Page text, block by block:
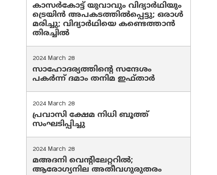
കാസർകോട്ട് യുവാവും വിദ്യാർഥിയും
ട്രെയിൻ അപകടത്തിൽപ്പെട്ടു; ഒരാൾ
മരിച്ചു; വിദ്യാർഥിയെ കണ്ടെത്താൻ
തിരച്ചിൽ
2024 March 28
സാഹോദര്യത്തിന്റെ സന്ദേശം
പകർന്ന് ദമാം തനിമ ഇഫ്‌താർ
2024 March 28
പ്രവാസി ക്ഷേമ നിധി ബൂത്ത്
സംഘടിപ്പിച്ചു
2024 March 28
മഅദനി വെന്റിലേറ്ററിൽ;
ആരോഗ്യനില അതീവഗുരുതരം